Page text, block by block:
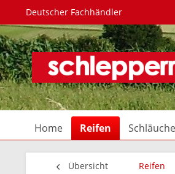
Deutscher Fachhändler
Home Reifen Schläuche
Übersicht Reifen